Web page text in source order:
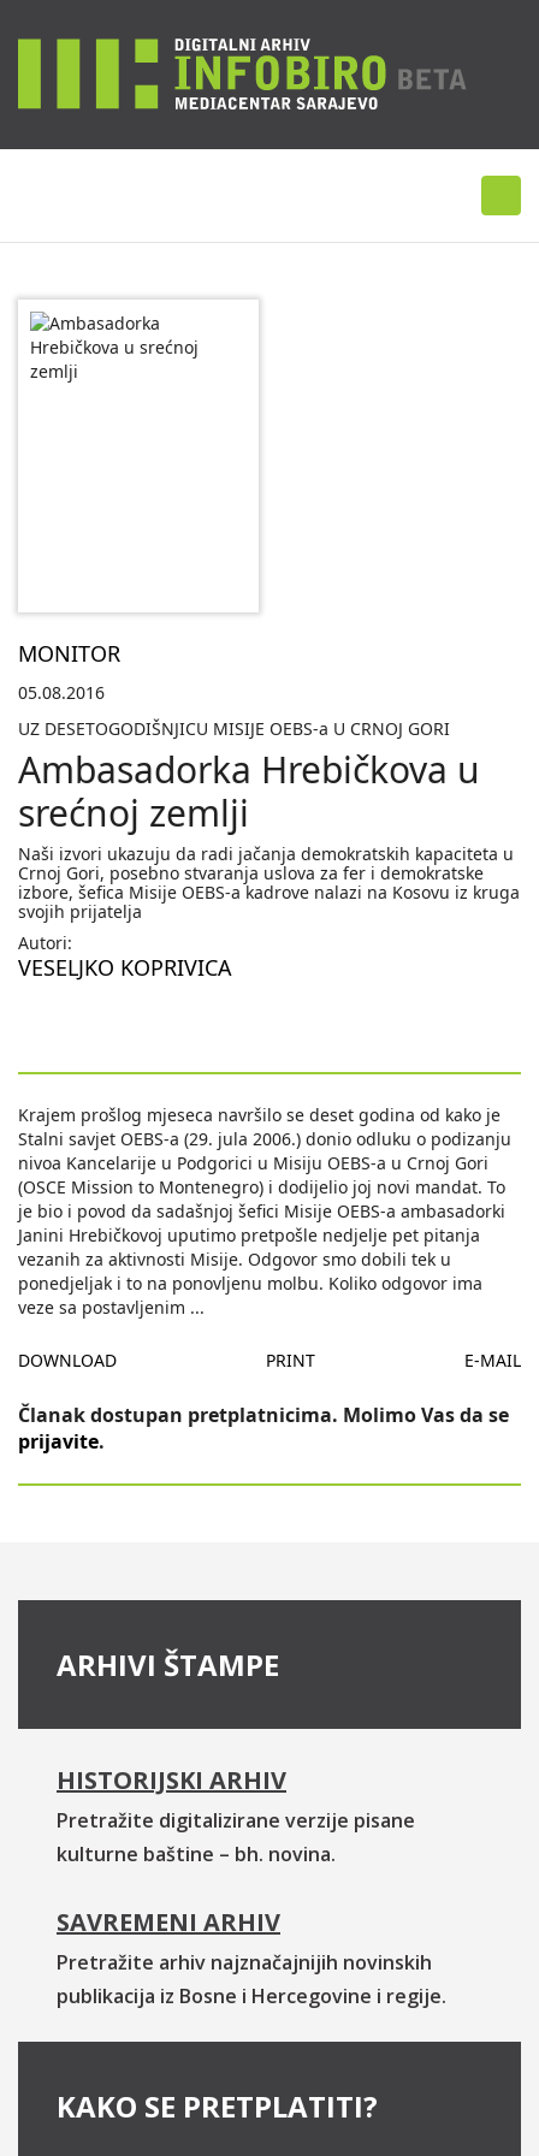
MONITOR
05.08.2016
UZ DESETOGODIŠNJICU MISIJE OEBS-a U CRNOJ GORI
Ambasadorka Hrebičkova u
srećnoj zemlji
Naši izvori ukazuju da radi jačanja demokratskih kapaciteta u
Crnoj Gori, posebno stvaranja uslova za fer i demokratske
izbore, šefica Misije OEBS-a kadrove nalazi na Kosovu iz kruga
svojih prijatelja
Autori:
VESELJKO KOPRIVICA
Krajem prošlog mjeseca navršilo se deset godina od kako je
Stalni savjet OEBS-a (29. jula 2006.) donio odluku o podizanju
nivoa Kancelarije u Podgorici u Misiju OEBS-a u Crnoj Gori
(OSCE Mission to Montenegro) i dodijelio joj novi mandat. To
je bio i povod da sadašnjoj šefici Misije OEBS-a ambasadorki
Janini Hrebičkovoj uputimo pretpošle nedjelje pet pitanja
vezanih za aktivnosti Misije. Odgovor smo dobili tek u
ponedjeljak i to na ponovljenu molbu. Koliko odgovor ima
veze sa postavljenim ...
DOWNLOAD PRINT E-MAIL
Članak dostupan pretplatnicima. Molimo Vas da se
prijavite.
ARHIVI ŠTAMPE
HISTORIJSKI ARHIV
Pretražite digitalizirane verzije pisane
kulturne baštine – bh. novina.
SAVREMENI ARHIV
Pretražite arhiv najznačajnijih novinskih
publikacija iz Bosne i Hercegovine i regije.
KAKO SE PRETPLATITI?